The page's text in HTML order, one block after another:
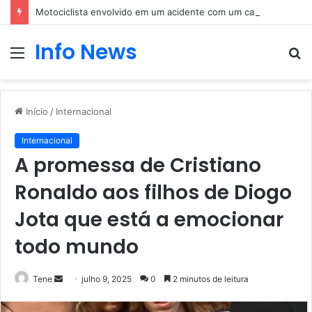
Motociclista envolvido em um acidente com um carro
Menu
Info News
Início / Internacional
Internacional
A promessa de Cristiano
Ronaldo aos filhos de Diogo
Jota que está a emocionar
todo mundo
Tene
Mandejulho 9, 2025 0 2 minutos de leitura